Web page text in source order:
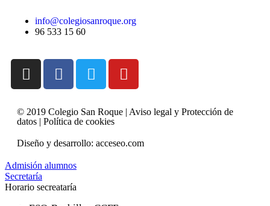
info@colegiosanroque.org
96 533 15 60
© 2019 Colegio San Roque | Aviso legal y Protección de
datos | Política de cookies
Diseño y desarrollo: acceseo.com
Admisión alumnos
Secretaría
Horario secreataría